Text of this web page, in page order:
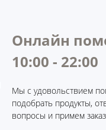
Онлайн
10:00 - 22:00
Мы с удовольствием
подобрать продукты,
вопросы и примем